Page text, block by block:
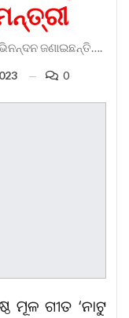
ଜଣାଇଛନ୍ତି….
0
ମୂଳ ଗୀତ ‘ନାଟୁ